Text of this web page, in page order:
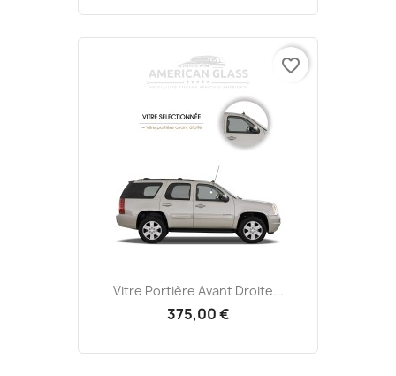
Vitre Portière Avant Droite...
375,00 €
favorite_border